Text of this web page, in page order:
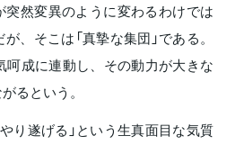
然変異のように変わるわけでは
、そこは「真摯な集団」である。
呵成に連動し、その動力が大きな
るという。
り遂げる」という生真面目な気質